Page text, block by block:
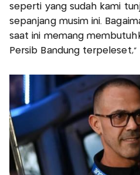
seperti yang sudah kami
sepanjang musim ini.
saat ini memang
Persib Bandung terpeleset,"